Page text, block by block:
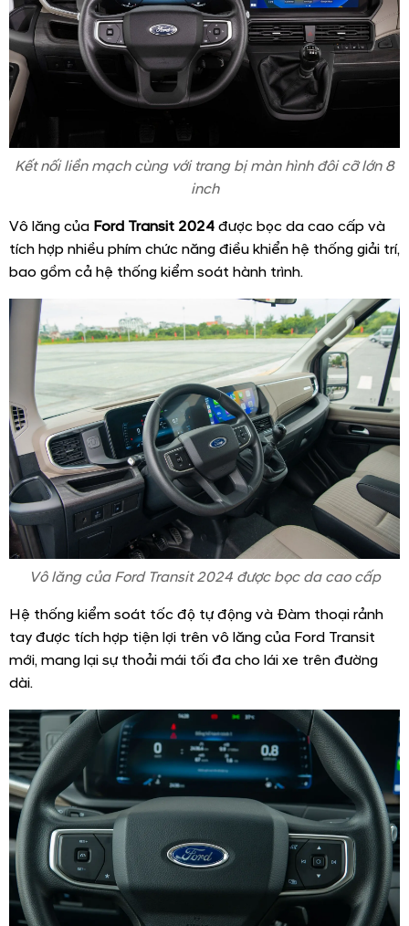
Kết nối liền mạch cùng với trang bị màn hình đôi cỡ lớn 8
inch
Vô lăng của Ford Transit 2024 được bọc da cao cấp và
tích hợp nhiều phím chức năng điều khiển hệ thống giải trí,
bao gồm cả hệ thống kiểm soát hành trình.
Vô lăng của Ford Transit 2024 được bọc da cao cấp
Hệ thống kiểm soát tốc độ tự động và Đàm thoại rảnh
tay được tích hợp tiện lợi trên vô lăng của Ford Transit
mới, mang lại sự thoải mái tối đa cho lái xe trên đường
dài.